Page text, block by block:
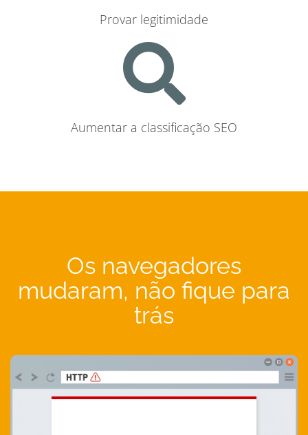
Provar legitimidade
Aumentar a classificação SEO
Os navegadores
mudaram, não fique para
trás